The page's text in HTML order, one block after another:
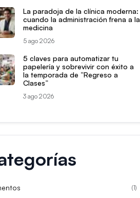
La paradoja de la clínica moderna:
cuando la administración frena a la
medicina
5 ago 2026
5 claves para automatizar tu
papelería y sobrevivir con éxito a
la temporada de “Regreso a
Clases”
3 ago 2026
(1)